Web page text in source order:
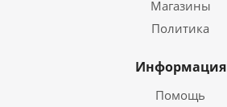
Магазины
Политика
Информация
Помощь